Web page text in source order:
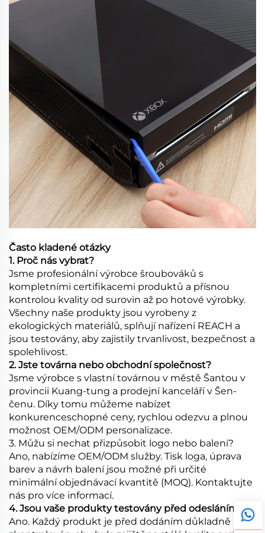
Často kladené otázky
1. Proč nás vybrat?
Jsme profesionální výrobce šroubováků s
kompletními certifikacemi produktů a přísnou
kontrolou kvality od surovin až po hotové výrobky.
Všechny naše produkty jsou vyrobeny z
ekologických materiálů, splňují nařízení REACH a
jsou testovány, aby zajistily trvanlivost, bezpečnost a
spolehlivost.
2. Jste továrna nebo obchodní společnost?
Jsme výrobce s vlastní továrnou v městě Šantou v
provincii Kuang-tung a prodejní kanceláří v Šen-
čenu. Díky tomu můžeme nabízet
konkurenceschopné ceny, rychlou odezvu a plnou
možnost OEM/ODM personalizace.
3. Můžu si nechat přizpůsobit logo nebo balení?
Ano, nabízíme OEM/ODM služby. Tisk loga, úprava
barev a návrh balení jsou možné při určité
minimální objednávací kvantitě (MOQ). Kontaktujte
nás pro více informací.
4. Jsou vaše produkty testovány před odesláním?
Ano. Každý produkt je před dodáním důkladně